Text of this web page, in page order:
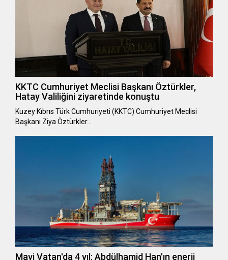
KKTC Cumhuriyet Meclisi Başkanı Öztürkler,
Hatay Valiliğini ziyaretinde konuştu
Kuzey Kıbrıs Türk Cumhuriyeti (KKTC) Cumhuriyet Meclisi
Başkanı Ziya Öztürkler…
Mavi Vatan'da 4 yıl: Abdülhamid Han'ın enerji